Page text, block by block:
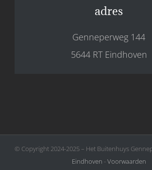
adres
Genneperweg 144
5644 RT Eindhoven
© Copyright 2024-2025 – Het Buitenhuys
Eindhoven -Voorwaarden